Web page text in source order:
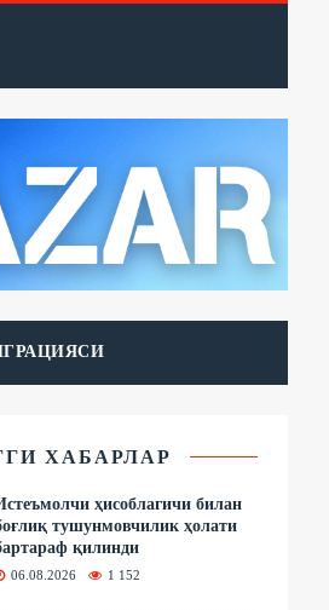
ХАБАРЛАР
ҳисоблагичи билан
тушунмовчилик ҳолати
қилинди
06.08.2026 1 152